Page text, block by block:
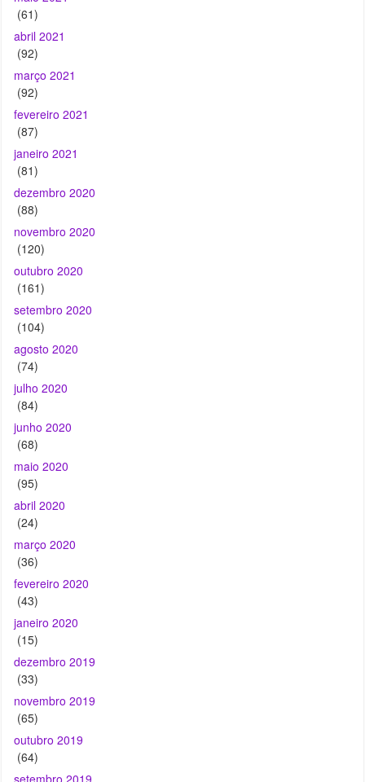
março 2021
(92)
fevereiro 2021
(87)
janeiro 2021
(81)
dezembro 2020
(88)
novembro 2020
(120)
outubro 2020
(161)
setembro 2020
(104)
agosto 2020
(74)
julho 2020
(84)
junho 2020
(68)
maio 2020
(95)
abril 2020
(24)
março 2020
(36)
fevereiro 2020
(43)
janeiro 2020
(15)
dezembro 2019
(33)
novembro 2019
(65)
outubro 2019
(64)
setembro 2019
(123)
agosto 2019
(139)